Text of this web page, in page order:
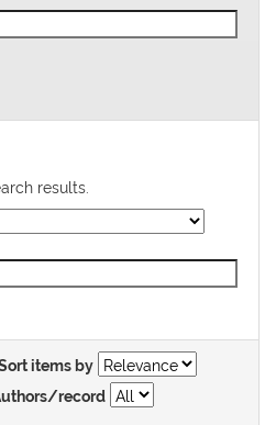
results.
items by
record